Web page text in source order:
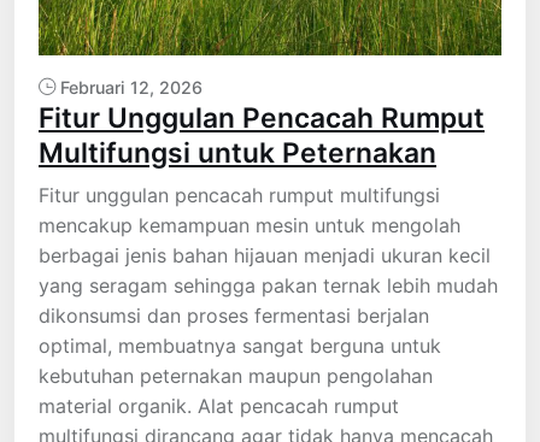
Februari 12, 2026
Fitur Unggulan Pencacah Rumput
Multifungsi untuk Peternakan
Fitur unggulan pencacah rumput multifungsi
mencakup kemampuan mesin untuk mengolah
berbagai jenis bahan hijauan menjadi ukuran kecil
yang seragam sehingga pakan ternak lebih mudah
dikonsumsi dan proses fermentasi berjalan
optimal, membuatnya sangat berguna untuk
kebutuhan peternakan maupun pengolahan
material organik. Alat pencacah rumput
multifungsi dirancang agar tidak hanya mencacah